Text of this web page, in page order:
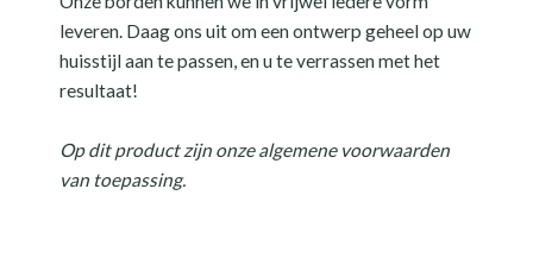
leveren. Daag ons uit om een ontwerp geheel op uw
huisstijl aan te passen, en u te verrassen met het
resultaat!
Op dit product zijn onze algemene voorwaarden
van toepassing.